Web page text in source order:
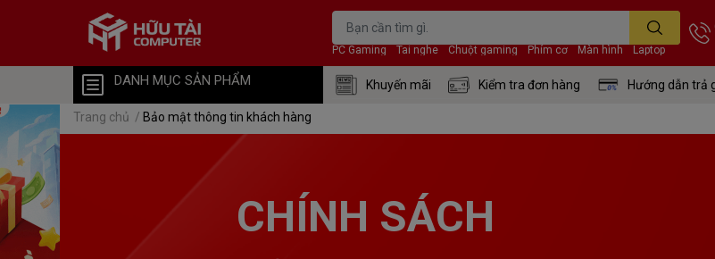
PC Gaming Tai nghe Chuột gaming Phím cơ Màn hình Laptop
DANH MỤC SẢN PHẨM Khuyến mãi Kiểm tra đơn hàng Hướng dẫn trả
Trang chủ / Bảo mật thông tin khách hàng
CHÍNH SÁCH